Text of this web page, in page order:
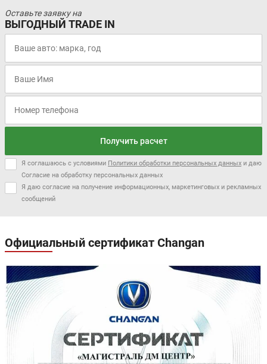
Оставьте заявку на
ВЫГОДНЫЙ TRADE IN
Получить расчет
Я соглашаюсь с условиями Политики обработки персональных данных и даю
Согласие на обработку персональных данных
Я даю согласие на получение информационных, маркетинговых и рекламных
сообщений
Официальный сертификат Changan